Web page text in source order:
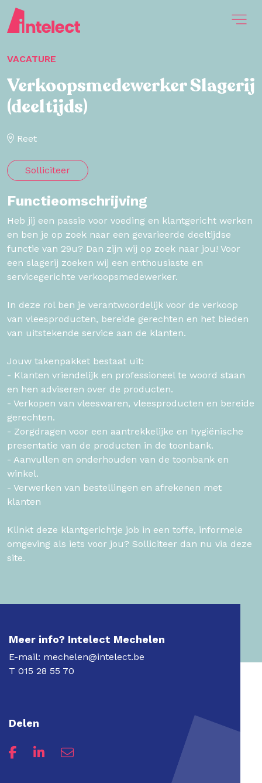
VACATURE
Verkoopsmedewerker Slagerij
(deeltijds)
Reet
Solliciteer
Functieomschrijving
Heb jij een passie voor voeding en klantgericht werken
en ben je op zoek naar een gevarieerde deeltijdse
functie van 29u? Dan zijn wij op zoek naar jou! Voor
een slagerij zoeken wij een enthousiaste en
servicegerichte verkoopsmedewerker.
In deze rol ben je verantwoordelijk voor de verkoop
van vleesproducten, bereide gerechten en het bieden
van uitstekende service aan de klanten.
Jouw takenpakket bestaat uit:
- Klanten vriendelijk en professioneel te woord staan
en hen adviseren over de producten.
- Verkopen van vleeswaren, vleesproducten en bereide
gerechten.
- Zorgdragen voor een aantrekkelijke en hygiënische
presentatie van de producten in de toonbank.
- Aanvullen en onderhouden van de toonbank en
winkel.
- Verwerken van bestellingen en afrekenen met
klanten
Klinkt deze klantgerichtje job in een toffe, informele
omgeving als iets voor jou? Solliciteer dan nu via deze
site.
Meer info? Intelect Mechelen
E-mail: mechelen@intelect.be
T 015 28 55 70
Delen